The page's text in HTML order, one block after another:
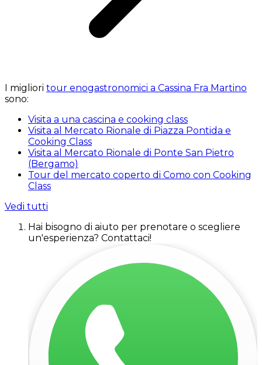
I migliori tour enogastronomici a Cassina Fra Martino
sono:
Visita a una cascina e cooking class
Visita al Mercato Rionale di Piazza Pontida e
Cooking Class
Visita al Mercato Rionale di Ponte San Pietro
(Bergamo)
Tour del mercato coperto di Como con Cooking
Class
Vedi tutti
Hai bisogno di aiuto per prenotare o scegliere
un'esperienza? Contattaci!